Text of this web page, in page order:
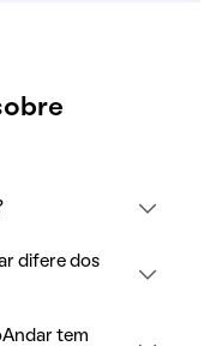
difere dos
tem